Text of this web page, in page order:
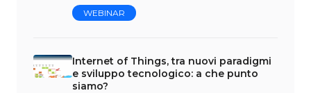
WEBINAR
Internet of Things, tra nuovi paradigmi
e sviluppo tecnologico: a che punto
siamo?